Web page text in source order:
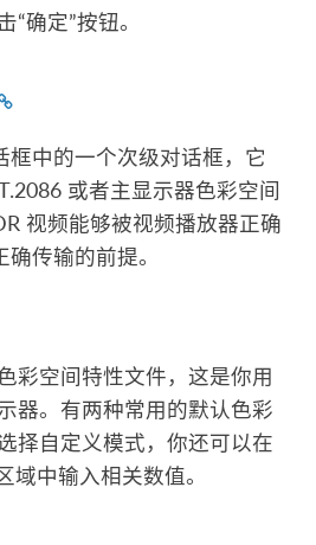
“确定”按钮。
框中的一个次级对话框，它
或者主显示器色彩空间
视频能够被视频播放器正确
传输的前提。
彩空间特性文件，这是你用
器。有两种常用的默认色彩
择自定义模式，你还可以在
域中输入相关数值。